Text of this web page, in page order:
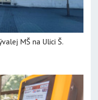
MŠ na Ulici Š.